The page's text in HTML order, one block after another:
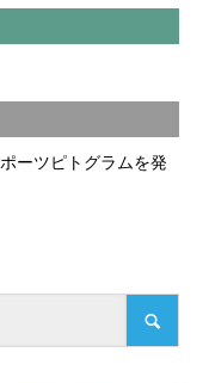
ーツピトグラムを発